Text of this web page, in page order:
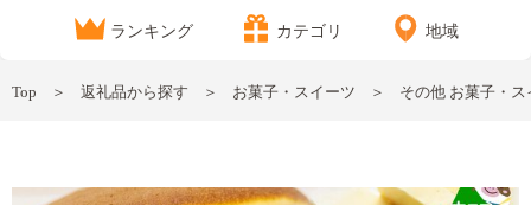
ランキング カテゴリ 地域
Top 返礼品から探す お菓子・スイーツ その他 お菓子・ス